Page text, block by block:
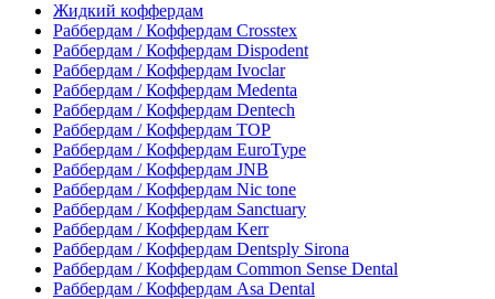
Жидкий коффердам
Раббердам / Коффердам Crosstex
Раббердам / Коффердам Dispodent
Раббердам / Коффердам Ivoclar
Раббердам / Коффердам Medenta
Раббердам / Коффердам Dentech
Раббердам / Коффердам ТОР
Раббердам / Коффердам EuroType
Раббердам / Коффердам JNB
Раббердам / Коффердам Nic tone
Раббердам / Коффердам Sanctuary
Раббердам / Коффердам Kerr
Раббердам / Коффердам Dentsply Sirona
Раббердам / Коффердам Common Sense Dental
Раббердам / Коффердам Asa Dental